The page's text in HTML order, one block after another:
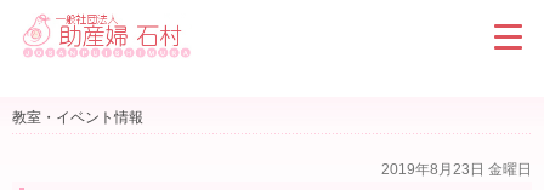
教室・イベント情報
2019年8月23日 金曜日